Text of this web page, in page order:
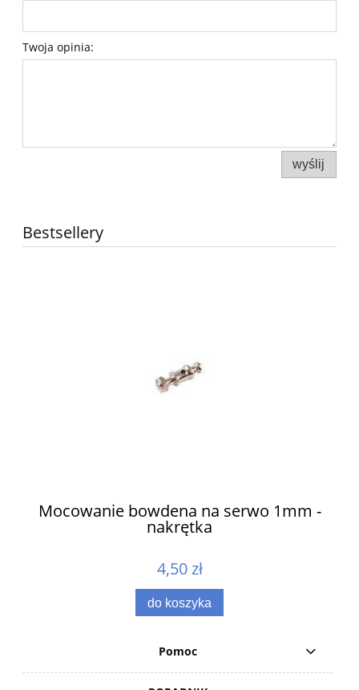
Twoja opinia:
wyślij
Bestsellery
Mocowanie bowdena na serwo 1mm -
nakrętka
4,50 zł
do koszyka
Pomoc